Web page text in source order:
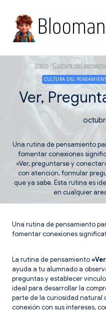
contenido
Inicio / Cultura del
CULTURA DEL
Ver,
Una rutina de pensamiento
fomentar conexiones
«Ver, preguntarse y
con atención, formular
que ya sabe. Esta rutina es
en cualquier
Una rutina de pensamiento
fomentar conexiones
La rutina de pensamiento
ayuda a tu alumnado a
preguntas y establecer
ideal para desarrollar la
parte de la curiosidad natural
conexión con sus intereses,